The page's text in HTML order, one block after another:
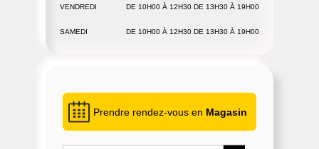
VENDREDI DE 10H00 À 12H30 DE 13H30 À 19H00
SAMEDI DE 10H00 À 12H30 DE 13H30 À 19H00
Prendre rendez-vous en Magasin